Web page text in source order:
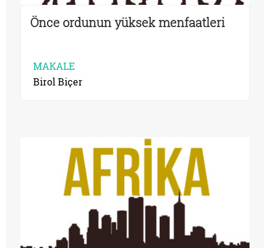
Önce ordunun yüksek menfaatleri
MAKALE
Birol Biçer